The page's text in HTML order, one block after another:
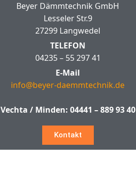
Beyer Dämmtechnik GmbH
Lesseler Str.9
27299 Langwedel
TELEFON
04235 – 55 297 41
E-Mail
info@beyer-daemmtechnik.de
Vechta / Minden: 04441 – 889 93 40
Kontakt